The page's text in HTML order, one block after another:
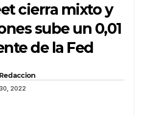
cierra mixto y
sube un 0,01
de la Fed
2022